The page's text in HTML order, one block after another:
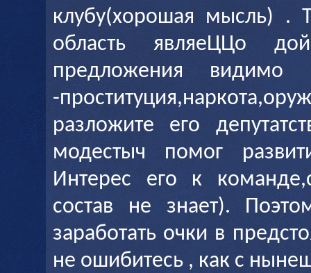
клубу(хорошая мысль) .
область являеЦЦо
предложения видимо
-
разложите его
модестыч помог
Интерес его к
состав не знает).
заработать очки в
не ошибитесь , как с